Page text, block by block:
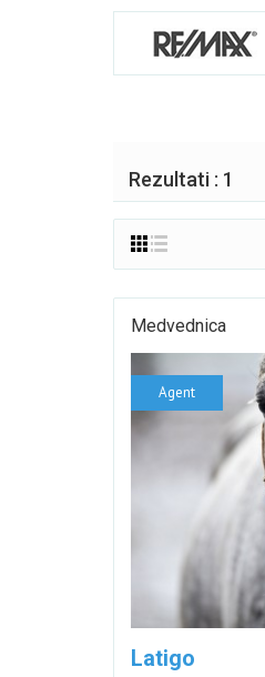
Rezultati : 1
Medvednica
Agent
Latigo